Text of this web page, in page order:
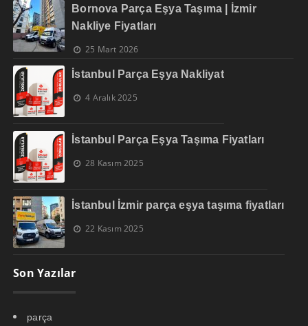
Bornova Parça Eşya Taşıma | İzmir
Nakliye Fiyatları
25 Mart 2026
İstanbul Parça Eşya Nakliyat
4 Aralık 2025
İstanbul Parça Eşya Taşıma Fiyatları
28 Kasım 2025
İstanbul İzmir parça eşya taşıma fiyatları
22 Kasım 2025
Son Yazılar
parça